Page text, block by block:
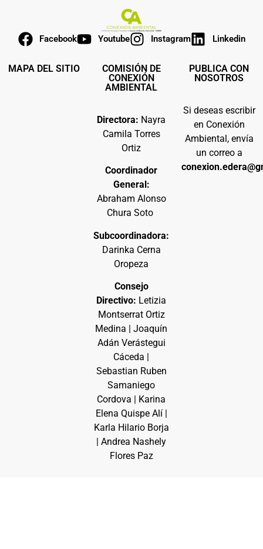
Facebook Youtube Instagram Linkedin
MAPA DEL SITIO
COMISIÓN DE
CONEXIÓN
AMBIENTAL
Directora: Nayra
Camila Torres
Ortiz
Coordinador
General:
Abraham Alonso
Chura Soto
Subcoordinadora:
Darinka Cerna
Oropeza
Consejo
Directivo: Letizia
Montserrat Ortiz
Medina | Joaquín
Adán Verástegui
Cáceda |
Sebastian Ruben
Samaniego
Cordova | Karina
Elena Quispe Alí |
Karla Hilario Borja
| Andrea Nashely
Flores Paz
PUBLICA CON
NOSOTROS
Si deseas escribir
en Conexión
Ambiental, envía
un correo a